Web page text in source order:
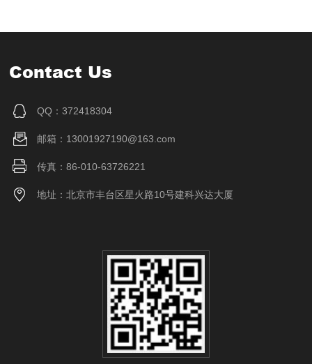
Contact Us
QQ：372418304
邮箱：13001927190@163.com
传真：86-010-63726221
地址：北京市丰台区星火路10号建科兴达大厦